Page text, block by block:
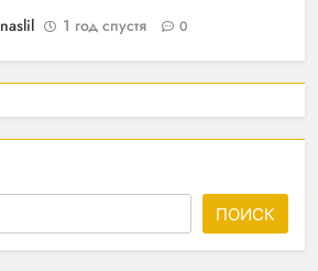
naslil
1 год спустя 0
ПОИСК